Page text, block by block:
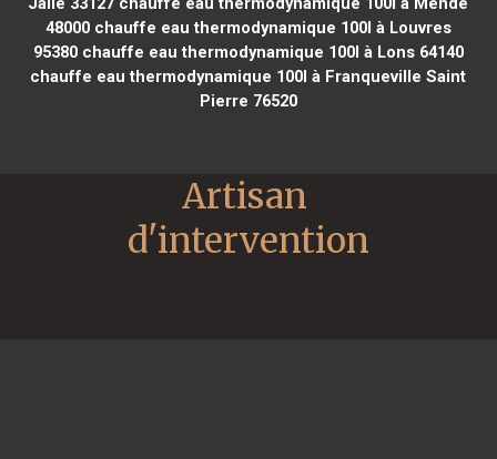
48000chauffe eau thermodynamique 100l à Louvres
95380chauffe eau thermodynamique 100l à Lons 64140
chauffe eau thermodynamique 100l à Franqueville Saint
Pierre 76520
Artisan
d'intervention